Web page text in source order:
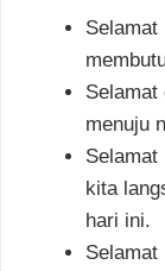
Selamat
Selamat
menuju
Selamat
kita
hari ini.
Selamat